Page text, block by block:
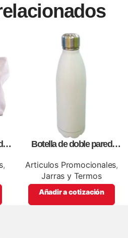
,
Botella de doble pared
promocionales
Articulos Promocionales,
Jarras y Termos
Añadir a cotización